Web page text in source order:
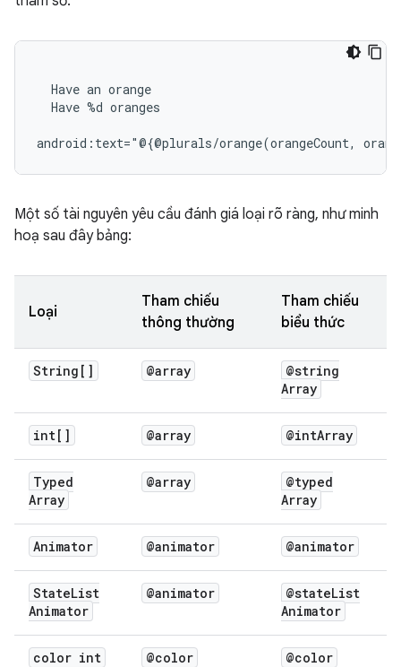
Have an
Have %d oranges
android:text="@{@plurals/orange(orangeCount,
Một số tài nguyên yêu cầu đánh giá loại rõ ràng, như minh
hoạ sau đây bảng:
Loại
Tham chiếu
thông thường
Tham chiếu
biểu thức
String[] @array
@string
Array
int[] @array @intArray
Typed
Array
@array
@typed
Array
Animator @animator @animator
StateList
Animator
@animator @stateList
Animator
color int @color @color